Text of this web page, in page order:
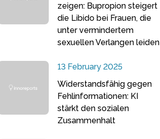
zeigen: Bupropion steigert
die Libido bei Frauen, die
unter vermindertem
sexuellen Verlangen leiden
13 February 2025
Widerstandsfähig gegen
Fehlinformationen: KI
stärkt den sozialen
Zusammenhalt